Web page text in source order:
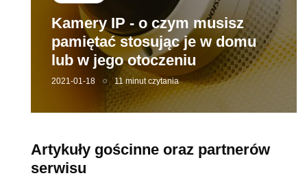
Kamery IP - o czym musisz
pamiętać stosując je w domu
lub w jego otoczeniu
2021-01-18 11 minut czytania
Artykuły gościnne oraz partnerów
serwisu